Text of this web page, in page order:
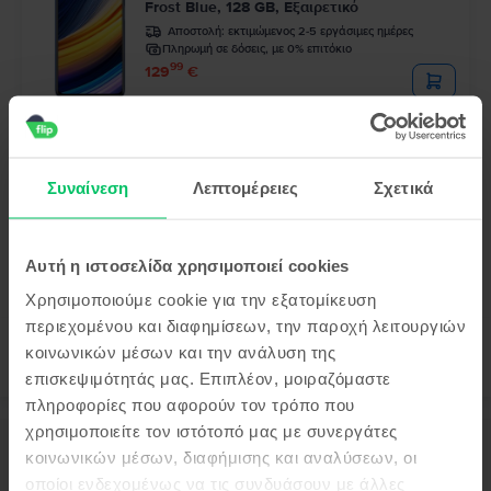
Συναίνεση Λεπτομέρειες Σχετικά
Αυτή η ιστοσελίδα χρησιμοποιεί cookies
Χρησιμοποιούμε cookie για την εξατομίκευση
περιεχομένου και διαφημίσεων, την παροχή λειτουργιών
κοινωνικών μέσων και την ανάλυση της
επισκεψιμότητάς μας. Επιπλέον, μοιραζόμαστε
πληροφορίες που αφορούν τον τρόπο που
χρησιμοποιείτε τον ιστότοπό μας με συνεργάτες
κοινωνικών μέσων, διαφήμισης και αναλύσεων, οι
οποίοι ενδεχομένως να τις συνδυάσουν με άλλες
Frost Blue, 128 GB, Εξαιρετικό
Αποστολή: εκτιμώμενος 2-5 εργάσιμες ημέρες
Πληρωμή σε δόσεις, με 0% επιτόκιο
12999 €
Midnight Gray, 128 GB, Καλό
Περιγραφή
Κινητό τηλέφωνο Xiaomi Mi 9, Piano Black, 128 GB, Καλό